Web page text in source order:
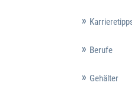
Berufe
Gehälter